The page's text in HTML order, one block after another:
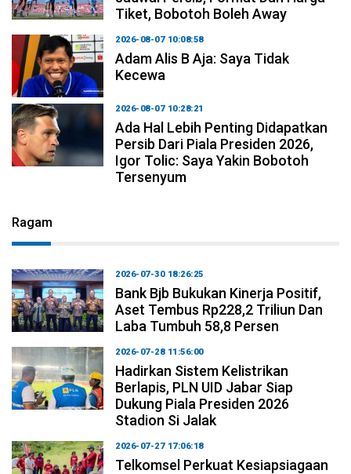
Tiket, Bobotoh Boleh Away
2026-08-07 10:08:58
Adam Alis B Aja: Saya Tidak
Kecewa
2026-08-07 10:28:21
Ada Hal Lebih Penting Didapatkan
Persib Dari Piala Presiden 2026,
Igor Tolic: Saya Yakin Bobotoh
Tersenyum
Ragam
2026-07-30 18:26:25
Bank Bjb Bukukan Kinerja Positif,
Aset Tembus Rp228,2 Triliun Dan
Laba Tumbuh 58,8 Persen
2026-07-28 11:56:00
Hadirkan Sistem Kelistrikan
Berlapis, PLN UID Jabar Siap
Dukung Piala Presiden 2026
Stadion Si Jalak
2026-07-27 17:06:18
Telkomsel Perkuat Kesiapsiagaan